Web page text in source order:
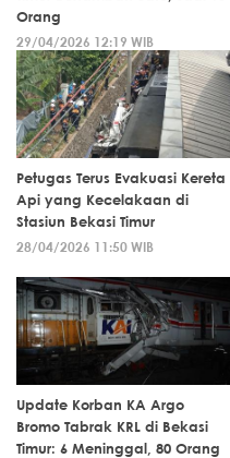
Orang
29/04/2026 12:19 WIB
Petugas Terus Evakuasi Kereta
Api yang Kecelakaan di
Stasiun Bekasi Timur
28/04/2026 11:50 WIB
Update Korban KA Argo
Bromo Tabrak KRL di Bekasi
Timur: 6 Meninggal, 80 Orang